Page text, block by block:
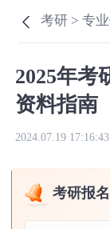
考研 >专
2025年考
资料指南
2024.07.19 17:16:43
考研报